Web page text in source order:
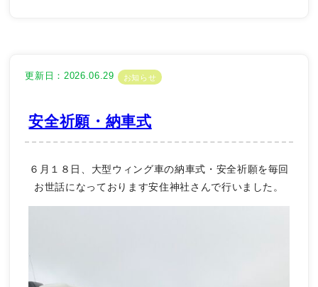
更新日：2026.06.29 お知らせ
安全祈願・納車式
６月１８日、大型ウィング車の納車式・安全祈願を毎回
お世話になっております安住神社さんで行いました。